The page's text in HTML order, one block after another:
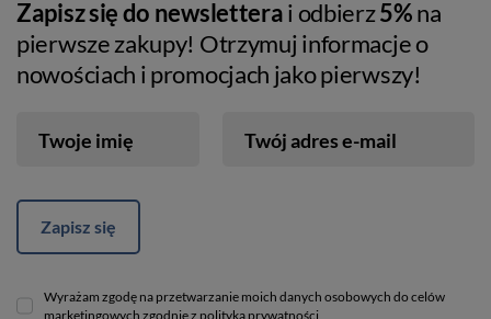
Zapisz się do newsletterai odbierz5%na
pierwsze zakupy! Otrzymuj informacje o
nowościach i promocjach jako pierwszy!
Twoje imię Twój adres e-mail
Zapisz się
Wyrażam zgodę na przetwarzanie moich danych osobowych do celów
marketingowych zgodnie z polityką prywatności